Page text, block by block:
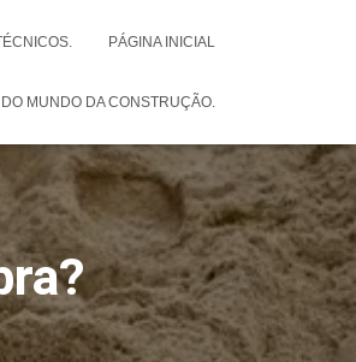
PÁGINA INICIAL
MUNDO DA CONSTRUÇÃO.